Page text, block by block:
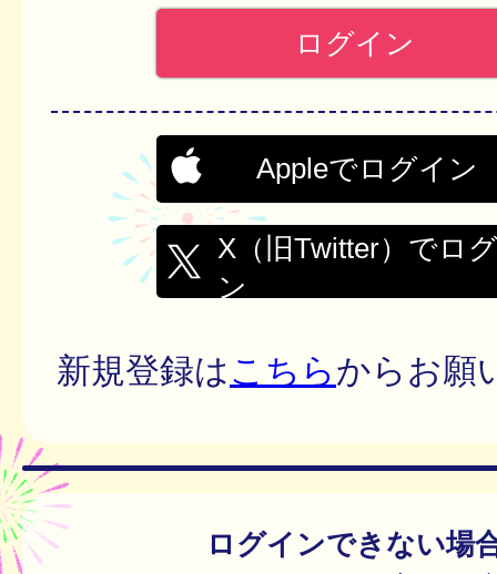
Appleでログイン
X（旧Twitter）でロ
ン
新規登録はこちらからお願
ログインできない場